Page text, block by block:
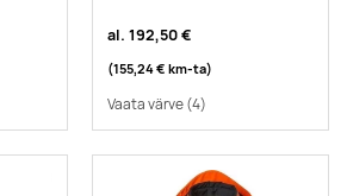
al. 192,50 €
(155,24 € km-ta)
Vaata värve(4)